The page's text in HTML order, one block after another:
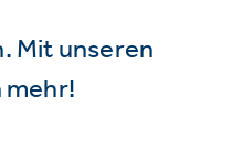
Mit unseren
mehr!